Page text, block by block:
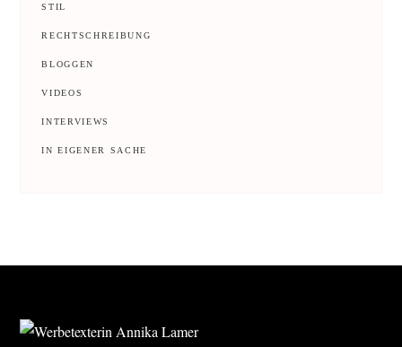
STIL
RECHTSCHREIBUNG
BLOGGEN
VIDEOS
INTERVIEWS
IN EIGENER SACHE
FOOTER